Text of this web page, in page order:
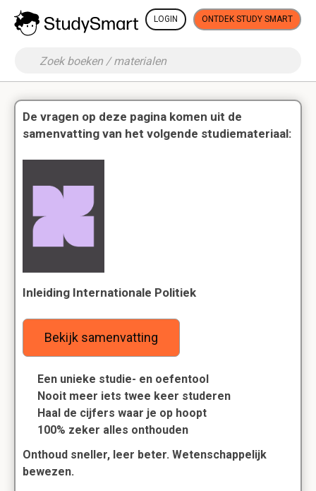
LOGIN ONTDEK STUDY SMART
De vragen op deze pagina komen uit de
samenvatting van het volgende studiemateriaal:
Inleiding Internationale Politiek
Bekijk samenvatting
Een unieke studie- en oefentool
Nooit meer iets twee keer studeren
Haal de cijfers waar je op hoopt
100% zeker alles onthouden
Onthoud sneller, leer beter. Wetenschappelijk
bewezen.